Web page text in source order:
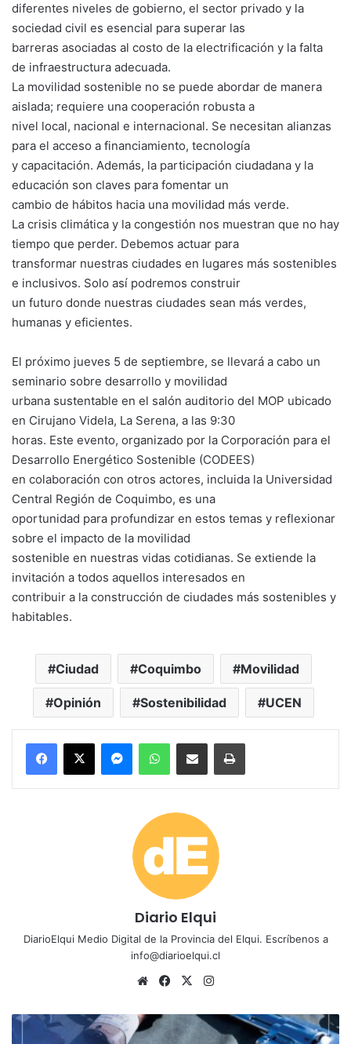
diferentes niveles de gobierno, el sector privado y la
sociedad civil es esencial para superar las
barreras asociadas al costo de la electrificación y la falta
de infraestructura adecuada.
La movilidad sostenible no se puede abordar de manera
aislada; requiere una cooperación robusta a
nivel local, nacional e internacional. Se necesitan alianzas
para el acceso a financiamiento, tecnología
y capacitación. Además, la participación ciudadana y la
educación son claves para fomentar un
cambio de hábitos hacia una movilidad más verde.
La crisis climática y la congestión nos muestran que no hay
tiempo que perder. Debemos actuar para
transformar nuestras ciudades en lugares más sostenibles
e inclusivos. Solo así podremos construir
un futuro donde nuestras ciudades sean más verdes,
humanas y eficientes.
El próximo jueves 5 de septiembre, se llevará a cabo un
seminario sobre desarrollo y movilidad
urbana sustentable en el salón auditorio del MOP ubicado
en Cirujano Videla, La Serena, a las 9:30
horas. Este evento, organizado por la Corporación para el
Desarrollo Energético Sostenible (CODEES)
en colaboración con otros actores, incluida la Universidad
Central Región de Coquimbo, es una
oportunidad para profundizar en estos temas y reflexionar
sobre el impacto de la movilidad
sostenible en nuestras vidas cotidianas. Se extiende la
invitación a todos aquellos interesados en
contribuir a la construcción de ciudades más sostenibles y
habitables.
Ciudad Coquimbo Movilidad
Opinión Sostenibilidad UCEN
MessengerWhatsAppCompartir por correo electrónicoImprimir
Diario Elqui
DiarioElqui Medio Digital de la Provincia del Elqui. Escríbenos a
info@diarioelqui.cl
Sitio
Facebook
X
Coquimbo